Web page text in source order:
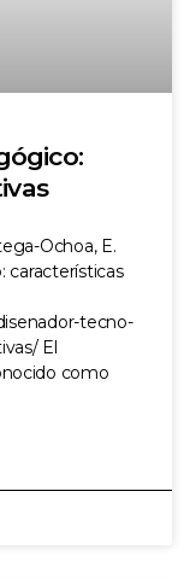
Ochoa, E.
características
tecno-
El
como